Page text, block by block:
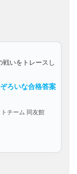
いをトレースし
ろいな合格答案
チーム 同友館